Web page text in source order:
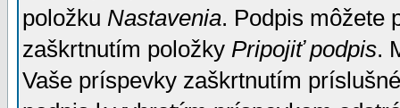
položku Nastavenia. Podpis môžete
zaškrtnutím položky Pripojiť podpis.
Vaše príspevky zaškrtnutím